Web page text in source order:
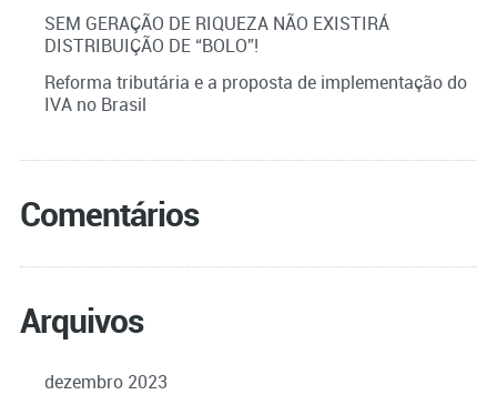
SEM GERAÇÃO DE RIQUEZA NÃO EXISTIRÁ
DISTRIBUIÇÃO DE “BOLO”!
Reforma tributária e a proposta de implementação do
IVA no Brasil
Comentários
Arquivos
dezembro 2023